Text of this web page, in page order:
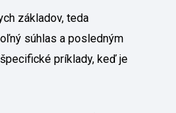
základov, teda
súhlas a posledným
príklady, keď je